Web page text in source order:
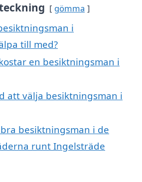
gömma
i
till med?
en besiktningsman i
att välja besiktningsman i
besiktningsman i de
runt Ingelsträde